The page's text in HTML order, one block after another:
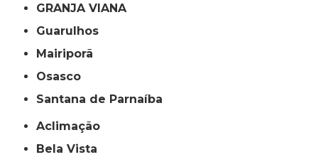
GRANJA VIANA
Guarulhos
Mairiporã
Osasco
Santana de Parnaíba
Aclimação
Bela Vista